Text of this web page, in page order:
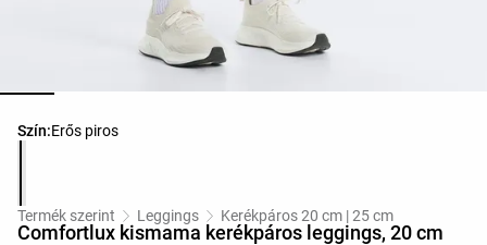
Szín:Erős piros
Termékszínek listája
Termék szerint Leggings Kerékpáros 20 cm | 25 cm
Comfortlux kismama kerékpáros leggings, 20 cm